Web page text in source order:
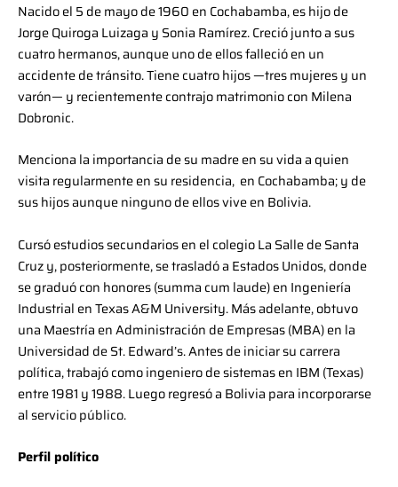
Nacido el 5 de mayo de 1960 en Cochabamba, es hijo de
Jorge Quiroga Luizaga y Sonia Ramírez. Creció junto a sus
cuatro hermanos, aunque uno de ellos falleció en un
accidente de tránsito. Tiene cuatro hijos —tres mujeres y un
varón— y recientemente contrajo matrimonio con Milena
Dobronic.
Menciona la importancia de su madre en su vida a quien
visita regularmente en su residencia, en Cochabamba; y de
sus hijos aunque ninguno de ellos vive en Bolivia.
Cursó estudios secundarios en el colegio La Salle de Santa
Cruz y, posteriormente, se trasladó a Estados Unidos, donde
se graduó con honores (summa cum laude) en Ingeniería
Industrial en Texas A&M University. Más adelante, obtuvo
una Maestría en Administración de Empresas (MBA) en la
Universidad de St. Edward’s. Antes de iniciar su carrera
política, trabajó como ingeniero de sistemas en IBM (Texas)
entre 1981 y 1988. Luego regresó a Bolivia para incorporarse
al servicio público.
Perfil político